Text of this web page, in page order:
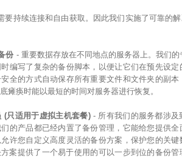
持续连接和自由获取。因此我们实施了可靠的解
份 - 重要数据存放在不同地点的服务器上。我们的
编写了复杂的备份脚本，以便让它们在预先设定
全的方式自动保存所有重要文件和文件夹的副本
瘫痪时能以最短的时间对服务器进行恢复。
(只适用于虚拟主机套餐)- 所有我们的服务都涉及
的产品都已经内置了备份管理，它能给您提供全
许您自定义高度灵活的备份方案，保护您的关键
案提供了一个易于使用的可以一步到位的备份管